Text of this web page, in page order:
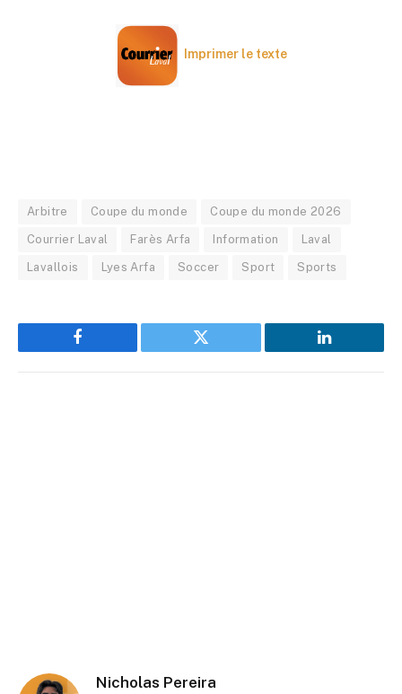
Imprimer le texte
Arbitre Coupe du monde Coupe du monde 2026
Courrier Laval Farès Arfa Information Laval
Lavallois Lyes Arfa Soccer Sport Sports
Facebook Twitter LinkedIn
Nicholas Pereira